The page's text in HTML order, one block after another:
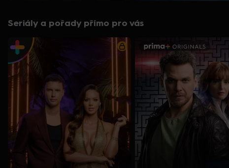
Seriály a pořady přímo pro vás